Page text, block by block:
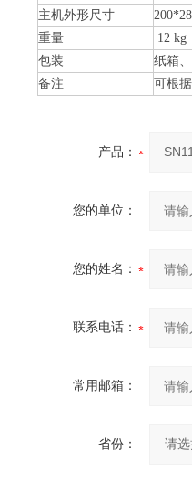
主机外形尺寸
重量
12 kg
包装
纸箱
备注
可根
产品：
您的单位：
您的姓名：
联系电话：
常用邮箱：
省份：